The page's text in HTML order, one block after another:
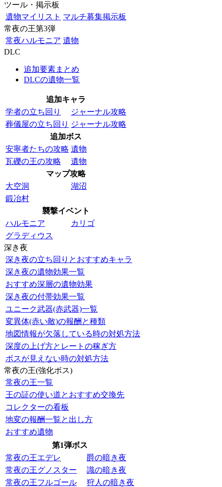
ツール・掲示板
遺物マイリスト マルチ募集掲示板
常夜の王第3弾
常夜ハルモニア 遺物
DLC
追加要素まとめ
DLCの遺物一覧
追加キャラ
学者の立ち回り
ジャーナル攻略
葬儀屋の立ち回り ジャーナル攻略
追加ボス
安寧者たちの攻略 遺物
瓦礫の王の攻略
遺物
マップ攻略
大空洞
湖沼
鍛冶村
襲撃イベント
ハルモニア
カリゴ
グラディウス
深き夜
深き夜の立ち回りとおすすめキャラ
深き夜の遺物効果一覧
おすすめ深層の遺物効果
深き夜の付帯効果一覧
ユニーク武器(赤武器)一覧
変異体(赤い敵)の報酬と種類
地図情報が欠落している時の対処方法
深度の上げ方とレートの稼ぎ方
ボスが見えない時の対処方法
常夜の王(強化ボス)
常夜の王一覧
王の証の使い道とおすすめ交換先
コレクターの看板
地変の報酬一覧と出し方
おすすめ遺物
第1弾ボス
常夜の王エデレ
爵の暗き夜
常夜の王グノスター
識の暗き夜
常夜の王フルゴール
狩人の暗き夜